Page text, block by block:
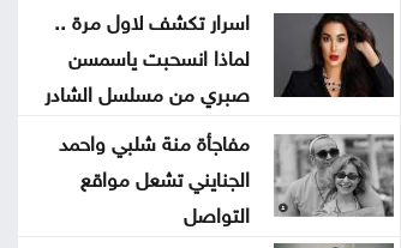
اسرار تكشف لاول مرة ..
لماذا انسحبت ياسمسن
صبري من مسلسل الشادر
مفاجأة منة شلبي واحمد
الجنايني تشعل مواقع
التواصل